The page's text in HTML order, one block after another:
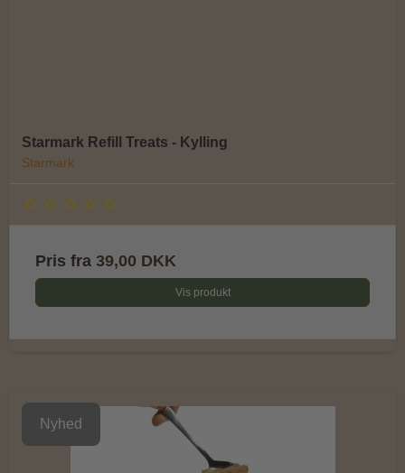
Starmark Refill Treats - Kylling
Starmark
Pris fra 39,00 DKK
Vis produkt
Nyhed